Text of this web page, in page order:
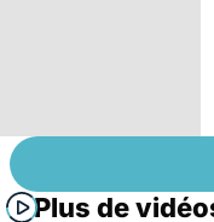
Plus de